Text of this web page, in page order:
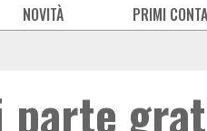
NOVITÀ PRIMI
parte